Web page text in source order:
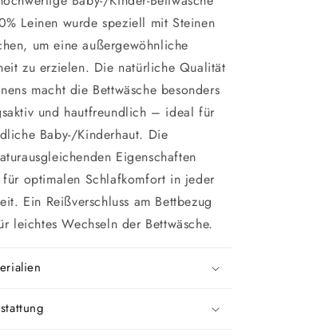
Leinen wurde speziell mit Steinen
um eine außergewöhnliche
zu erzielen. Die natürliche Qualität
macht die Bettwäsche besonders
und hautfreundlich – ideal für
Baby-/Kinderhaut. Die
Eigenschaften
für optimalen Schlafkomfort in jeder
Ein Reißverschluss am Bettbezug
leichtes Wechseln der Bettwäsche.